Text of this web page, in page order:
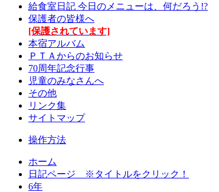
給食室日記 今日のメニューは、何だろう!?
保護者の皆様へ
[保護されています]
本宿アルバム
ＰＴＡからのお知らせ
70周年記念行事
児童のみなさんへ
その他
リンク集
サイトマップ
操作方法
ホーム
日記ページ ※タイトルをクリック！
6年